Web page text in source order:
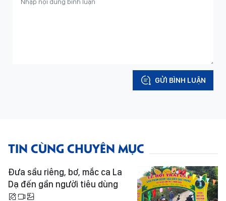
GỬI BÌNH LUẬN
TIN CÙNG CHUYÊN MỤC
Đưa sầu riêng, bơ, mắc ca La
Dạ đến gần người tiêu dùng